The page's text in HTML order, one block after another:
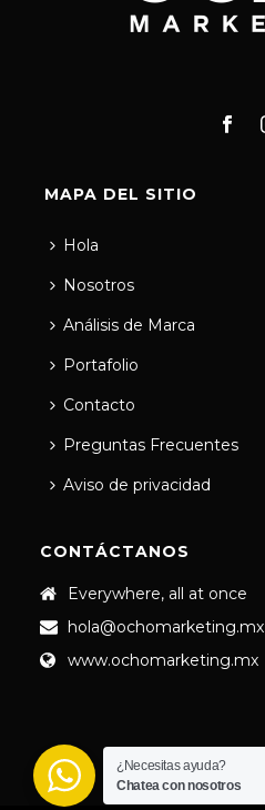
MAPA DEL SITIO
Hola
Nosotros
Análisis de Marca
Portafolio
Contacto
Preguntas Frecuentes
Aviso de privacidad
CONTÁCTANOS
Everywhere, all at once
hola@ochomarketing.mx
www.ochomarketing.mx
¿Necesitas ayuda?
Chatea con nosotros